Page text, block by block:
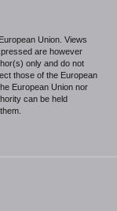
Union. Views
are however
only and do not
those of the European
European Union nor
can be held